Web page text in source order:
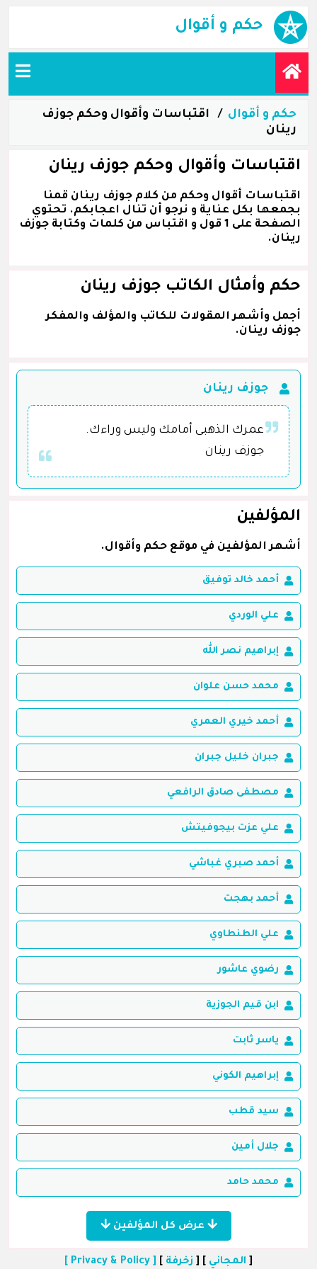
حكم و أقوال
حكم و أقوال
اقتباسات وأقوال وحكم جوزف
رينان
اقتباسات وأقوال وحكم جوزف رينان
اقتباسات أقوال وحكم من كلام جوزف رينان قمنا
بجمعها بكل عناية و نرجو أن تنال اعجابكم. تحتوي
الصفحة على 1 قول و اقتباس من كلمات وكتابة جوزف
رينان.
حكم وأمثال الكاتب جوزف رينان
أجمل وأشهر المقولات للكاتب والمؤلف والمفكر
جوزف رينان.
جوزف رينان
عمرك الذهبى أمامك وليس وراءك.
جوزف رينان
المؤلفين
أشهر المؤلفين في موقع حكم وأقوال.
أحمد خالد توفيق
علي الوردي
إبراهيم نصر الله
محمد حسن علوان
أحمد خيري العمري
جبران خليل جبران
مصطفى صادق الرافعي
علي عزت بيجوفيتش
أحمد صبري غباشي
أحمد بهجت
علي الطنطاوي
رضوي عاشور
ابن قيم الجوزية
ياسر ثابت
إبراهيم الكوني
سيد قطب
جلال أمين
محمد حامد
عرض كل المؤلفين
[ المجاني ] [ زخرفة ]
[ Privacy & Policy ]